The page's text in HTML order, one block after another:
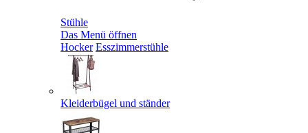
Stühle
Das Menü öffnen
Hocker Esszimmerstühle
Kleiderbügel und ständer